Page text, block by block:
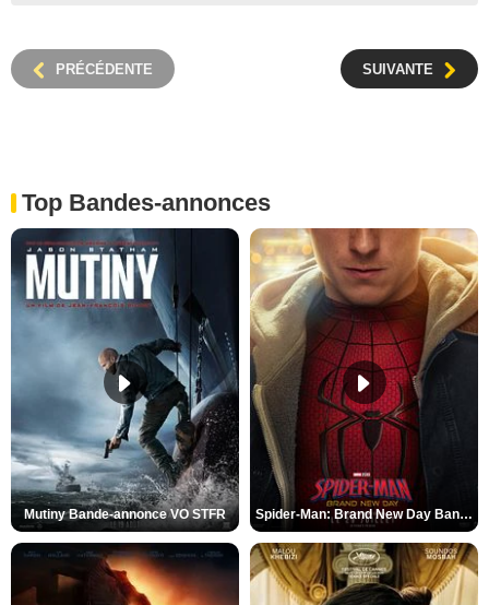
PRÉCÉDENTE SUIVANTE
Top Bandes-annonces
Mutiny Bande-annonce VO STFR Spider-Man: Brand New Day Bande-annonce VO STFR